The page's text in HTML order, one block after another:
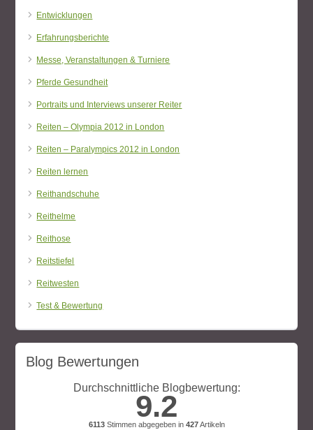
Entwicklungen
Erfahrungsberichte
Messe, Veranstaltungen & Turniere
Pferde Gesundheit
Portraits und Interviews unserer Reiter
Reiten – Olympia 2012 in London
Reiten – Paralympics 2012 in London
Reiten lernen
Reithandschuhe
Reithelme
Reithose
Reitstiefel
Reitwesten
Test & Bewertung
Blog Bewertungen
Durchschnittliche Blogbewertung:
9.2
6113Stimmen abgegeben in 427Artikeln